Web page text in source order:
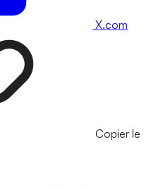
X.com
Copier le